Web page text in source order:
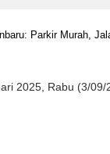
Parkir Murah,
2025, Rabu (3/